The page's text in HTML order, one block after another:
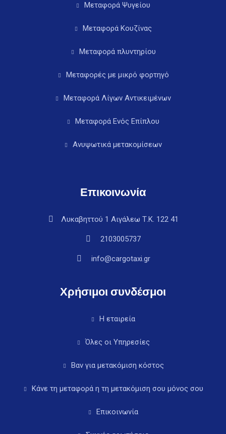
Μεταφορά Ψυγείου
Μεταφορά Κουζίνας
Μεταφορά πλυντηρίου
Μεταφορές με μικρό φορτηγό
Μεταφορά Λίγων Αντικειμένων
Μεταφορά Ενός Επίπλου
Ανυψωτικά μετακομίσεων
Επικοινωνία
Λυκαβηττού 1 Αιγάλεω Τ.Κ. 122 41
2103005737
info@cargotaxi.gr
Χρήσιμοι συνδέσμοι
Η εταιρεία
Όλες οι Υπηρεσίες
Βαν για μετακόμιση κόστος
Κάνε τη μεταφορά η τη μετακόμιση σου μόνος σου
Επικοινωνία